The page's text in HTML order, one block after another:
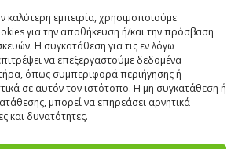
καλύτερη εμπειρία, χρησιμοποιούμε
για την αποθήκευση ή/και την πρόσβαση
Η συγκατάθεση για τις εν λόγω
να επεξεργαστούμε δεδομένα
όπως συμπεριφορά περιήγησης ή
σε αυτόν τον ιστότοπο. Η μη συγκατάθεση ή
μπορεί να επηρεάσει αρνητικά
και δυνατότητες.
Σαντορίνης
847 00